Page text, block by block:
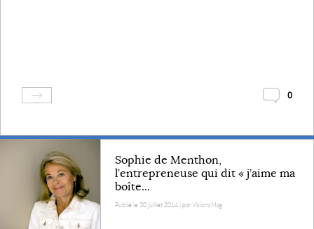
0
Sophie de Menthon,
l’entrepreneuse qui dit « j’aime ma
boîte...
Publié le 30 juillet 2014 |par VisionsMag